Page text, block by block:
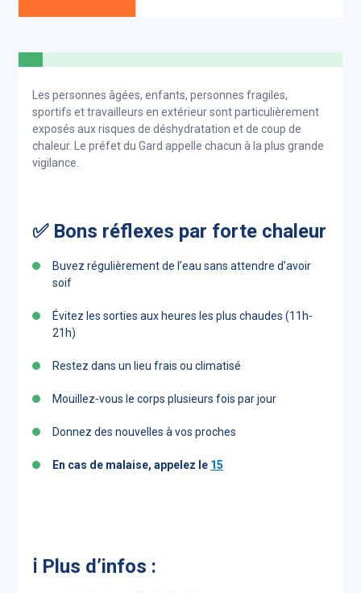
Les personnes âgées, enfants, personnes fragiles,
sportifs et travailleurs en extérieur sont particulièrement
exposés aux risques de déshydratation et de coup de
chaleur. Le préfet du Gard appelle chacun à la plus grande
vigilance.
✅ Bons réflexes par forte chaleur
Buvez régulièrement de l’eau sans attendre d’avoir
soif
Évitez les sorties aux heures les plus chaudes (11h-
21h)
Restez dans un lieu frais ou climatisé
Mouillez-vous le corps plusieurs fois par jour
Donnez des nouvelles à vos proches
En cas de malaise, appelez le 15
ℹ️ Plus d’infos :